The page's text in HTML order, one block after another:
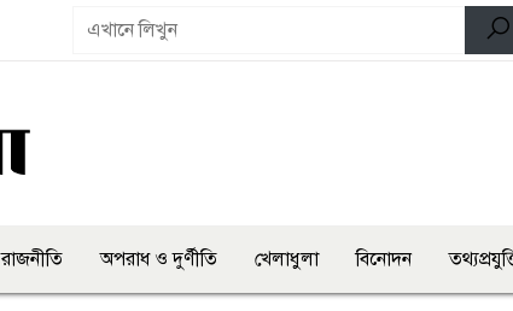
রাজনীতি অপরাধ ও দুর্ণীতি খেলাধুলা বিনোদন